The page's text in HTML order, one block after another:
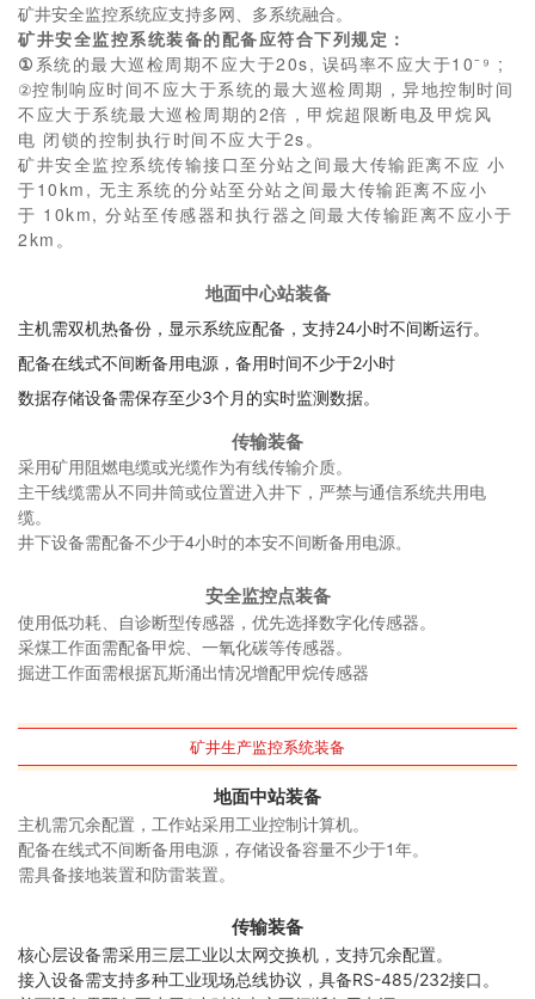
矿井安全监控系统应支持多网、多系统融合。
矿井安全监控系统装备的配备应符合下列规定：
① 系统的最大巡检周期不应大于20s, 误码率不应大于10⁻⁹ ;
②控制响应时间不应大于系统的最大巡检周期，异地控制时间
不应大于系统最大巡检周期的2倍，甲烷超限断电及甲烷风
电 闭锁的控制执行时间不应大于2s。
矿井安全监控系统传输接口至分站之间最大传输距离不应 小
于10km, 无主系统的分站至分站之间最大传输距离不应小
于 10km, 分站至传感器和执行器之间最大传输距离不应小于
2km。
地面中心站装备
主机需双机热备份，显示系统应配备，支持24小时不间断运行。
配备在线式不间断备用电源，备用时间不少于2小时
数据存储设备需保存至少3个月的实时监测数据。
传输装备
采用矿用阻燃电缆或光缆作为有线传输介质。
主干线缆需从不同井筒或位置进入井下，严禁与通信系统共用电
缆。
井下设备需配备不少于4小时的本安不间断备用电源。
安全监控点装备
使用低功耗、自诊断型传感器，优先选择数字化传感器。
采煤工作面需配备甲烷、一氧化碳等传感器。
掘进工作面需根据瓦斯涌出情况增配甲烷传感器
矿井生产监控系统装备
地面中站装备
主机需冗余配置，工作站采用工业控制计算机。
配备在线式不间断备用电源，存储设备容量不少于1年。
需具备接地装置和防雷装置。
传输装备
核心层设备需采用三层工业以太网交换机，支持冗余配置。
接入设备需支持多种工业现场总线协议，具备RS-485/232接口。